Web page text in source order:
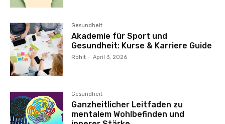
Gesundheit
Akademie für Sport und
Gesundheit: Kurse & Karriere Guide
Rohit - April 3, 2026
Gesundheit
Ganzheitlicher Leitfaden zu
mentalem Wohlbefinden und